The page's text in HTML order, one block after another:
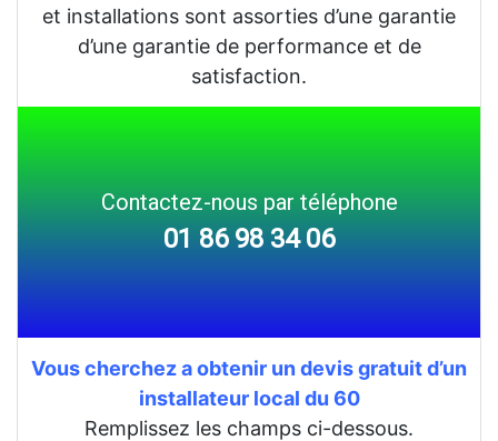
et installations sont assorties d’une garantie
d’une garantie de performance et de
satisfaction.
Contactez-nous par téléphone
01 86 98 34 06
Vous cherchez a obtenir un devis gratuit d’un
installateur local du 60
Remplissez les champs ci-dessous.